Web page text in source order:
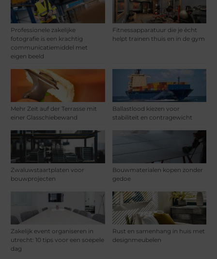
Professionele zakelijke
fotografie is een krachtig
communicatiemiddel met
eigen beeld
Fitnessapparatuur die je écht
helpt trainen thuis en in de gym
Mehr Zeit auf der Terrasse mit
einer Glasschiebewand
Ballastlood kiezen voor
stabiliteit en contragewicht
Zwaluwstaartplaten voor
bouwprojecten
Bouwmaterialen kopen zonder
gedoe
Zakelijk event organiseren in
utrecht: 10 tips voor een soepele
dag
Rust en samenhang in huis met
designmeubelen